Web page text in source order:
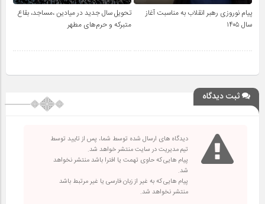
پیام نوروزی رهبر انقلاب به مناسبت آغاز
سال ۱۴۰۵
تحویل سال‌ جدید در میادین ،مساجد، بقاع
متبرکه‌ و حرم‌های‌ مطهر
ثبت دیدگاه
دیدگاه های ارسال شده توسط شما، پس از تایید توسط
تیم مدیریت در سایت منتشر خواهد شد.
پیام هایی که حاوی تهمت یا افترا باشد منتشر نخواهد
شد.
پیام هایی که به غیر از زبان فارسی یا غیر مرتبط باشد
منتشر نخواهد شد.